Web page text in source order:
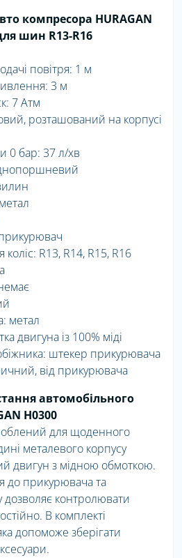
компресора HURAGAN
шин R13-R16
повітря: 1 м
3 м
7 Атм
розташований на корпусі
0 бар: 37 л/хв
R13, R14, R15, R16
метал
двигуна із 100% міді
штекер прикурювача
від прикурювача
автомобільного
H0300
для щоденного
металевого корпусу
двигун з мідною обмоткою.
до прикурювача та
дозволяє контролювати
В комплекті
допоможе зберігати